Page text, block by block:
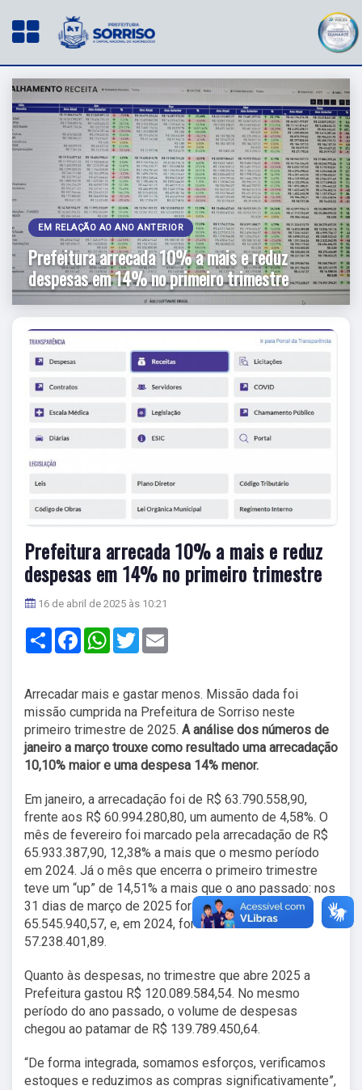
EM RELAÇÃO AO ANO ANTERIOR
Prefeitura arrecada 10% a mais e reduz
despesas em 14% no primeiro trimestre
Prefeitura arrecada 10% a mais e reduz
despesas em 14% no primeiro trimestre
16 de abril de 2025 às 10:21
Share FacebookWhatsApp
Twitter
Arrecadar mais e gastar menos. Missão dada foi
missão cumprida na Prefeitura de Sorriso neste
primeiro trimestre de 2025. Aanálise dos números de
janeiro a março trouxe como resultado uma arrecadação
10,10% maior e uma despesa 14% menor.
Em janeiro, a arrecadação foi de R$ 63.790.558,90,
frente aos R$ 60.994.280,80, um aumento de 4,58%. O
mês de fevereiro foi marcado pela arrecadação de R$
65.933.387,90, 12,38% a mais que o mesmo período
em 2024. Já o mês que encerra o primeiro trimestre
teve um “up” de 14,51% a mais que o ano passado: nos
31 dias de março de 2025 foram arrecadados R$
65.545.940,57, e, em 2024, foram arrecadados
57.238.401,89.
Quanto às despesas, no trimestre que abre 2025 a
Prefeitura gastou R$ 120.089.584,54. No mesmo
período do ano passado, o volume de despesas
chegou ao patamar de R$ 139.789.450,64.
“De forma integrada, somamos esforços, verificamos
estoques e reduzimos as compras significativamente”,